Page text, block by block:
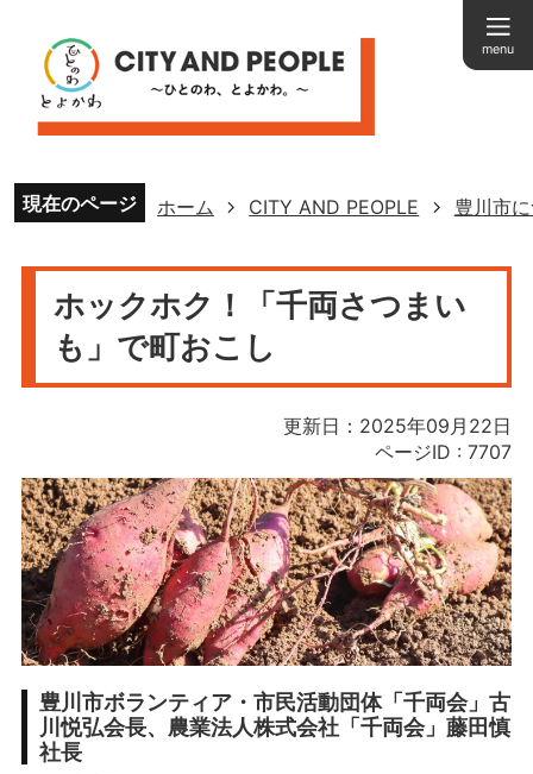
menu
現在のページ ホーム CITY AND PEOPLE 豊川市
ホックホク！「千両さつまい
も」で町おこし
更新日：2025年09月22日
ページID :7707
豊川市ボランティア・市民活動団体「千両会」古
川悦弘会長、農業法人株式会社「千両会」藤田慎
社長